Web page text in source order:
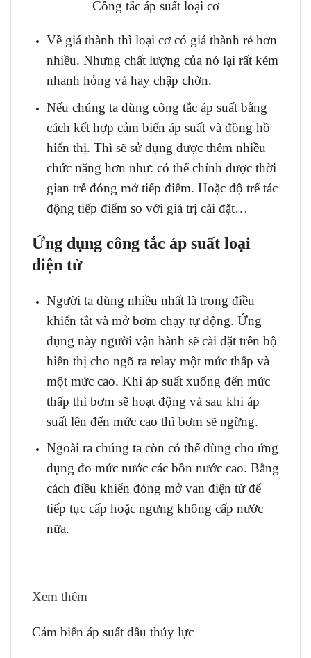
Công tắc áp suất loại cơ
Về giá thành thì loại cơ có giá thành rẻ hơn
nhiều. Nhưng chất lượng của nó lại rất kém
nhanh hỏng và hay chập chờn.
Nếu chúng ta dùng công tắc áp suất bằng
cách kết hợp cảm biến áp suất và đồng hồ
hiển thị. Thì sẽ sử dụng được thêm nhiều
chức năng hơn như: có thể chỉnh được thời
gian trễ đóng mở tiếp điểm. Hoặc độ trể tác
động tiếp điểm so với giá trị cài đặt…
Ứng dụng công tắc áp suất loại
điện tử
Người ta dùng nhiều nhất là trong điều
khiển tắt và mở bơm chạy tự động. Ứng
dụng này người vận hành sẽ cài đặt trên bộ
hiển thị cho ngõ ra relay một mức thấp và
một mức cao. Khi áp suất xuống đến mức
thấp thì bơm sẽ hoạt động và sau khi áp
suất lên đến mức cao thì bơm sẽ ngừng.
Ngoài ra chúng ta còn có thể dùng cho ứng
dụng đo mức nước các bồn nước cao. Bằng
cách điều khiển đóng mở van điện từ để
tiếp tục cấp hoặc ngưng không cấp nước
nữa.
Xem thêm
Cảm biến áp suất dầu thủy lực